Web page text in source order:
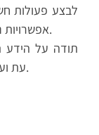
לבצע פעולות
אפשרויות נוספות ומרגשות ליום מועיל ומהנה.
תודה על הידע
עת ועל תהליך האימון שהעברת במאמר.